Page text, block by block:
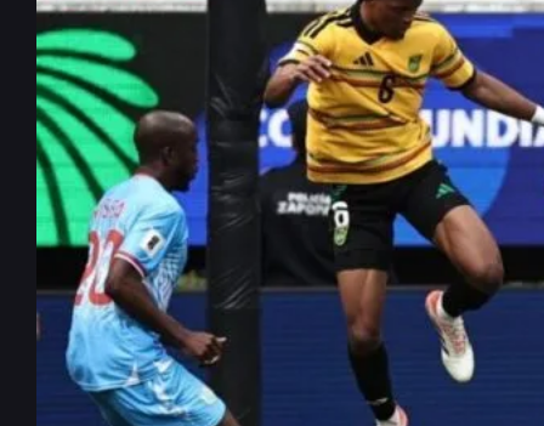
RD Congo Coupe du Monde
2026 : pronostics
Avr 1, 2026—par Clément Bichon
dans Coupe du Monde 2026 Pronostics
INDEX Cacher l'index